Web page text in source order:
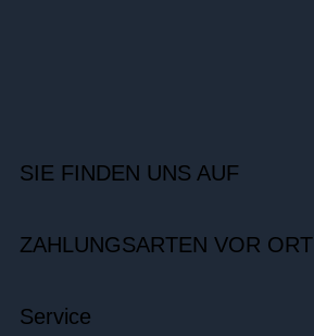
SIE FINDEN UNS AUF
ZAHLUNGSARTEN VOR ORT
Service